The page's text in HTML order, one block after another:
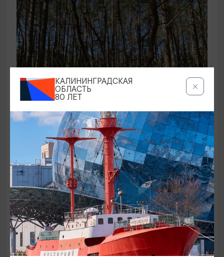
ЭКСКУРСИИ УЧРЕЖДЕНИЙ КУЛЬТУРЫ
Аудиоспектакль «Истории Куршской
косы»
01.02.2026 - 31.12.2026, 13:00
Куршская коса
ОТ 2500₽
КАЛИНИНГРАДСКАЯ
ОБЛАСТЬ
80 ЛЕТ